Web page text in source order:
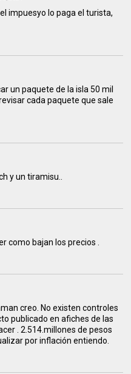
impuesyo lo paga el turista,
un paquete de la isla 50 mil
cada paquete que sale
y un tiramisu..
como bajan los precios .
creo. No existen controles
publicado en afiches de las
. 2.514.millones de pesos
por inflación entiendo.